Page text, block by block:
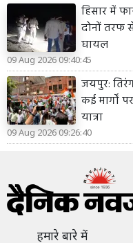
हिसार में
दोनों तरफ
घायल
09 Aug 2026 09:40:45
जयपुर:
कई मार्गों
यात्रा
09 Aug 2026 09:26:40
हमारे बारे में